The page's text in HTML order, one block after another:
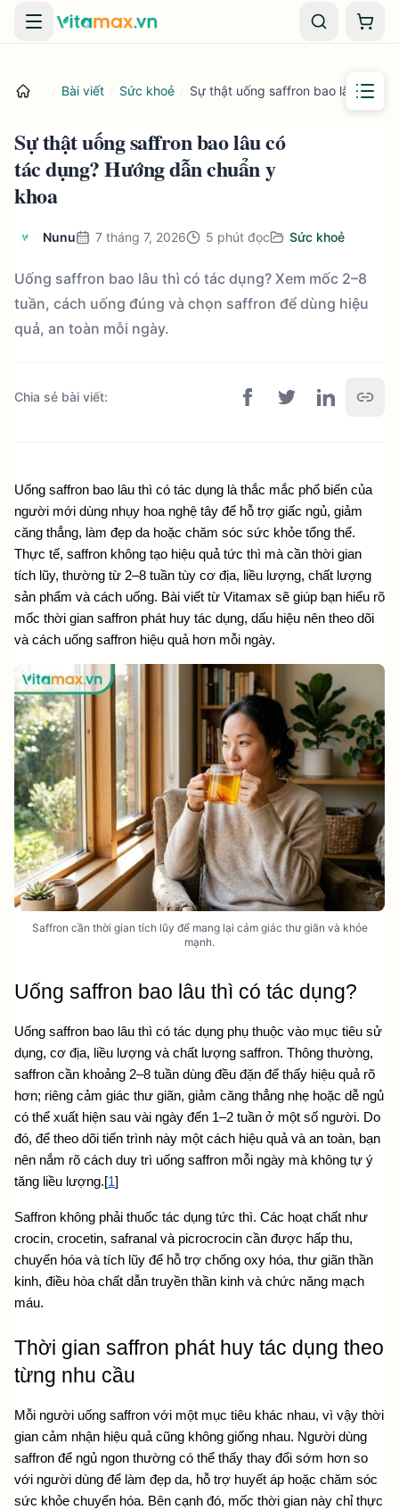
Danh mục Giỏ
Bài viết Sức khoẻ Sự thật uống saffron bao lâu có
Sự thật uống saffron bao lâu có
tác dụng? Hướng dẫn chuẩn y
khoa
Nunu 7 tháng 7, 2026 5 phút đọc Sức khoẻ
Uống saffron bao lâu thì có tác dụng? Xem mốc 2–8
tuần, cách uống đúng và chọn saffron để dùng hiệu
quả, an toàn mỗi ngày.
Chia sẻ bài viết:
Uống saffron bao lâu thì có tác dụng là thắc mắc phổ biến của
người mới dùng nhụy hoa nghệ tây để hỗ trợ giấc ngủ, giảm
căng thẳng, làm đẹp da hoặc chăm sóc sức khỏe tổng thể.
Thực tế, saffron không tạo hiệu quả tức thì mà cần thời gian
tích lũy, thường từ 2–8 tuần tùy cơ địa, liều lượng, chất lượng
sản phẩm và cách uống. Bài viết từ Vitamax sẽ giúp bạn hiểu rõ
mốc thời gian saffron phát huy tác dụng, dấu hiệu nên theo dõi
và cách uống saffron hiệu quả hơn mỗi ngày.
Saffron cần thời gian tích lũy để mang lại cảm giác thư giãn và khỏe
mạnh.
Uống saffron bao lâu thì có tác dụng?
Uống saffron bao lâu thì có tác dụng phụ thuộc vào mục tiêu sử
dụng, cơ địa, liều lượng và chất lượng saffron. Thông thường,
saffron cần khoảng 2–8 tuần dùng đều đặn để thấy hiệu quả rõ
hơn; riêng cảm giác thư giãn, giảm căng thẳng nhẹ hoặc dễ ngủ
có thể xuất hiện sau vài ngày đến 1–2 tuần ở một số người. Do
đó, để theo dõi tiến trình này một cách hiệu quả và an toàn, bạn
nên nắm rõ cách duy trì uống saffron mỗi ngày mà không tự ý
tăng liều lượng.[1]
Saffron không phải thuốc tác dụng tức thì. Các hoạt chất như
crocin, crocetin, safranal và picrocrocin cần được hấp thu,
chuyển hóa và tích lũy để hỗ trợ chống oxy hóa, thư giãn thần
kinh, điều hòa chất dẫn truyền thần kinh và chức năng mạch
máu.
Thời gian saffron phát huy tác dụng theo
từng nhu cầu
Mỗi người uống saffron với một mục tiêu khác nhau, vì vậy thời
gian cảm nhận hiệu quả cũng không giống nhau. Người dùng
saffron để ngủ ngon thường có thể thấy thay đổi sớm hơn so
với người dùng để làm đẹp da, hỗ trợ huyết áp hoặc chăm sóc
sức khỏe chuyển hóa. Bên cạnh đó, mốc thời gian này chỉ thực